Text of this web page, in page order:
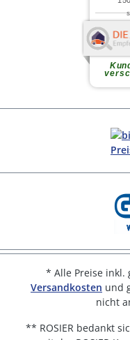
* Alle Preise inkl.
Versandkosten und
nicht
** ROSIER bedankt